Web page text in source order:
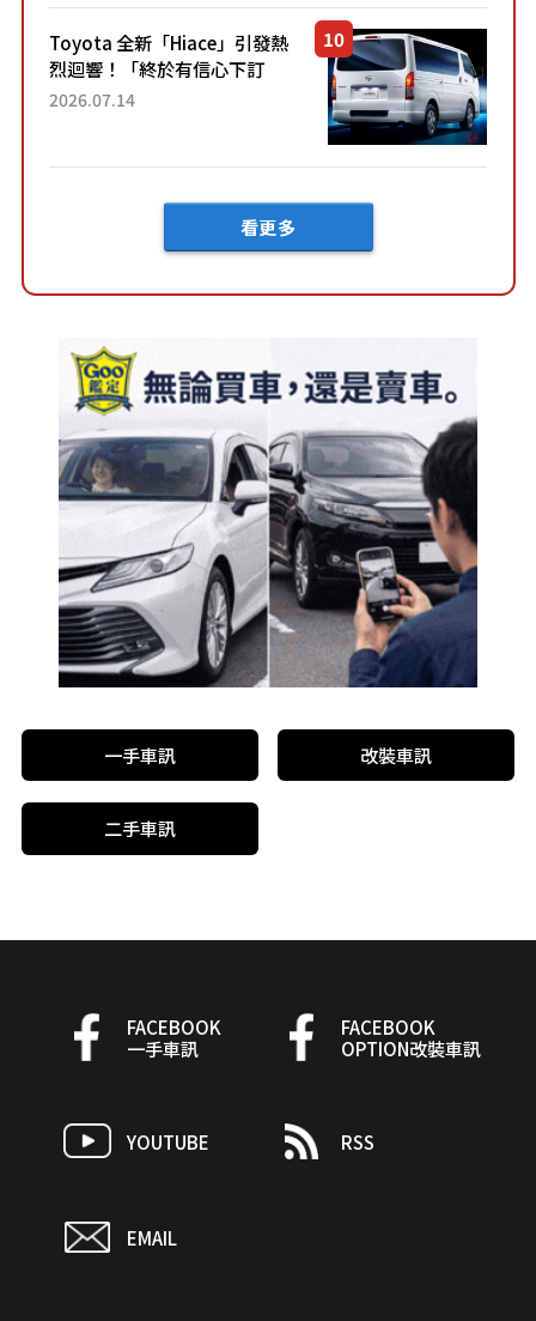
「三...
Toyota 全新「Hiace」引發熱
烈迴響！「終於有信心下訂
了！」「哪個等級交車最
車？...
2026.07.14
看更多
一手車訊 改裝車訊
二手車訊
FACEBOOK
一手車訊
FACEBOOK
OPTION改裝車訊
YOUTUBE RSS
EMAIL